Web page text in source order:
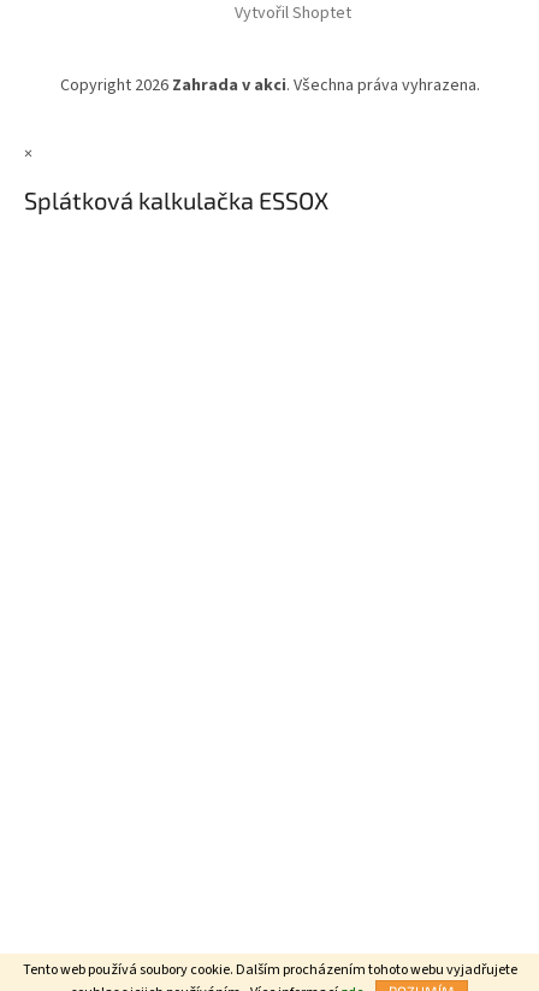
Tento web používá soubory cookie. Dalším procházením tohoto webu vyjadřujete
Vytvořil Shoptet
Copyright 2026 Zahrada v akci. Všechna práva vyhrazena.
×
Splátková kalkulačka ESSOX